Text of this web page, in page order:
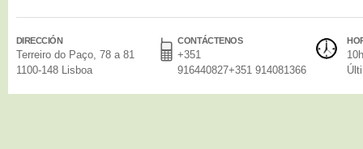
DIRECCIÓN
Terreiro do Paço, 78 a 81
1100-148 Lisboa
CONTÁCTENOS
+351
916440827+351 914081366